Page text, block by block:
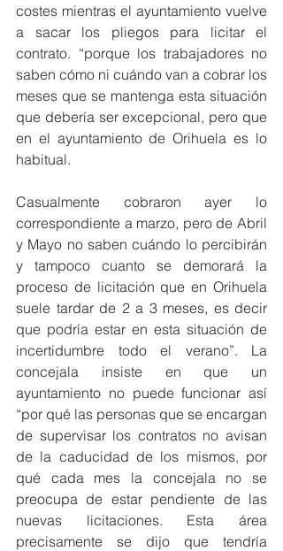
costes mientras el ayuntamiento vuelve
a sacar los pliegos para licitar el
contrato. “porque los trabajadores no
saben cómo ni cuándo van a cobrar los
meses que se mantenga esta situación
que debería ser excepcional, pero que
en el ayuntamiento de Orihuela es lo
habitual.
Casualmente cobraron ayer lo
correspondiente a marzo, pero de Abril
y Mayo no saben cuándo lo percibirán
y tampoco cuanto se demorará la
proceso de licitación que en Orihuela
suele tardar de 2 a 3 meses, es decir
que podría estar en esta situación de
incertidumbre todo el verano”. La
concejala insiste en que un
ayuntamiento no puede funcionar así
“por qué las personas que se encargan
de supervisar los contratos no avisan
de la caducidad de los mismos, por
qué cada mes la concejala no se
preocupa de estar pendiente de las
nuevas licitaciones. Esta área
precisamente se dijo que tendría